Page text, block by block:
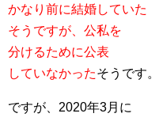
かなり前に結婚していた
そうですが、公私を
分けるために公表
していなかったそうです。
ですが、2020年3月に